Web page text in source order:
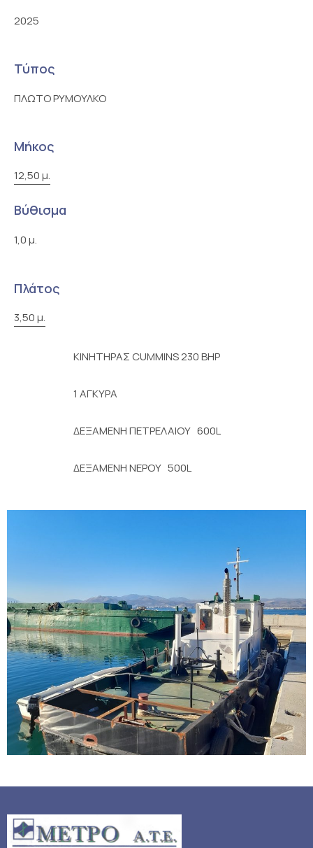
2025
Τύπος
ΠΛΩΤΟ ΡΥΜΟΥΛΚΟ
Μήκος
12,50 μ.
Βύθισμα
1,0 μ.
Πλάτος
3,50 μ.
ΚΙΝΗΤΗΡΑΣ CUMMINS 230 BHP
1 ΑΓΚΥΡΑ
ΔΕΞΑΜΕΝΗ ΠΕΤΡΕΛΑΙΟΥ 600L
ΔΕΞΑΜΕΝΗ ΝΕΡΟΥ 500L